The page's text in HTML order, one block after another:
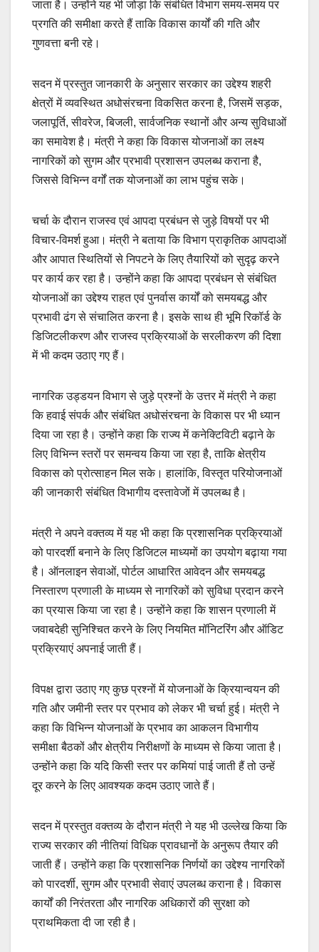
जाता है। उन्होंने यह भी जोड़ा कि संबंधित विभाग समय-समय पर
प्रगति की समीक्षा करते हैं ताकि विकास कार्यों की गति और
गुणवत्ता बनी रहे।
सदन में प्रस्तुत जानकारी के अनुसार सरकार का उद्देश्य शहरी
क्षेत्रों में व्यवस्थित अधोसंरचना विकसित करना है, जिसमें सड़क,
जलापूर्ति, सीवरेज, बिजली, सार्वजनिक स्थानों और अन्य सुविधाओं
का समावेश है। मंत्री ने कहा कि विकास योजनाओं का लक्ष्य
नागरिकों को सुगम और प्रभावी प्रशासन उपलब्ध कराना है,
जिससे विभिन्न वर्गों तक योजनाओं का लाभ पहुंच सके।
चर्चा के दौरान राजस्व एवं आपदा प्रबंधन से जुड़े विषयों पर भी
विचार-विमर्श हुआ। मंत्री ने बताया कि विभाग प्राकृतिक आपदाओं
और आपात स्थितियों से निपटने के लिए तैयारियों को सुदृढ़ करने
पर कार्य कर रहा है। उन्होंने कहा कि आपदा प्रबंधन से संबंधित
योजनाओं का उद्देश्य राहत एवं पुनर्वास कार्यों को समयबद्ध और
प्रभावी ढंग से संचालित करना है। इसके साथ ही भूमि रिकॉर्ड के
डिजिटलीकरण और राजस्व प्रक्रियाओं के सरलीकरण की दिशा
में भी कदम उठाए गए हैं।
नागरिक उड्डयन विभाग से जुड़े प्रश्नों के उत्तर में मंत्री ने कहा
कि हवाई संपर्क और संबंधित अधोसंरचना के विकास पर भी ध्यान
दिया जा रहा है। उन्होंने कहा कि राज्य में कनेक्टिविटी बढ़ाने के
लिए विभिन्न स्तरों पर समन्वय किया जा रहा है, ताकि क्षेत्रीय
विकास को प्रोत्साहन मिल सके। हालांकि, विस्तृत परियोजनाओं
की जानकारी संबंधित विभागीय दस्तावेजों में उपलब्ध है।
मंत्री ने अपने वक्तव्य में यह भी कहा कि प्रशासनिक प्रक्रियाओं
को पारदर्शी बनाने के लिए डिजिटल माध्यमों का उपयोग बढ़ाया गया
है। ऑनलाइन सेवाओं, पोर्टल आधारित आवेदन और समयबद्ध
निस्तारण प्रणाली के माध्यम से नागरिकों को सुविधा प्रदान करने
का प्रयास किया जा रहा है। उन्होंने कहा कि शासन प्रणाली में
जवाबदेही सुनिश्चित करने के लिए नियमित मॉनिटरिंग और ऑडिट
प्रक्रियाएं अपनाई जाती हैं।
विपक्ष द्वारा उठाए गए कुछ प्रश्नों में योजनाओं के क्रियान्वयन की
गति और जमीनी स्तर पर प्रभाव को लेकर भी चर्चा हुई। मंत्री ने
कहा कि विभिन्न योजनाओं के प्रभाव का आकलन विभागीय
समीक्षा बैठकों और क्षेत्रीय निरीक्षणों के माध्यम से किया जाता है।
उन्होंने कहा कि यदि किसी स्तर पर कमियां पाई जाती हैं तो उन्हें
दूर करने के लिए आवश्यक कदम उठाए जाते हैं।
सदन में प्रस्तुत वक्तव्य के दौरान मंत्री ने यह भी उल्लेख किया कि
राज्य सरकार की नीतियां विधिक प्रावधानों के अनुरूप तैयार की
जाती हैं। उन्होंने कहा कि प्रशासनिक निर्णयों का उद्देश्य नागरिकों
को पारदर्शी, सुगम और प्रभावी सेवाएं उपलब्ध कराना है। विकास
कार्यों की निरंतरता और नागरिक अधिकारों की सुरक्षा को
प्राथमिकता दी जा रही है।